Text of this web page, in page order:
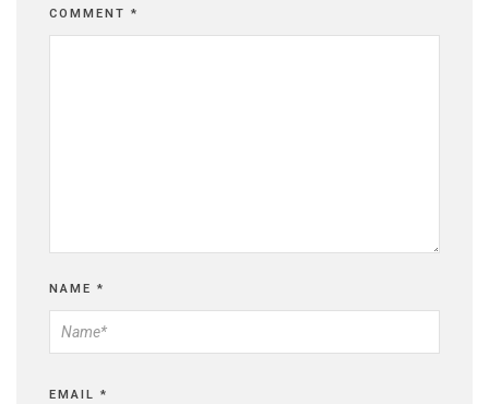
COMMENT *
NAME *
EMAIL *